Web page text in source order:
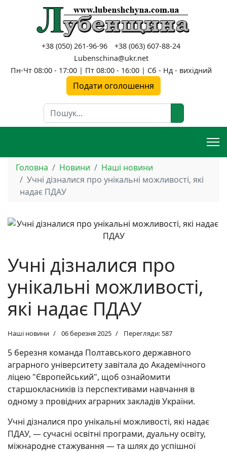
+38 (050) 261-96-96
+38 (063) 607-88-24
Lubenschina@ukr.net
Пн-Чт 08:00 - 17:00 | Пт 08:00 - 16:00 | Сб - Нд - вихідний
Подати оголошення
Пошук
Головна Новини
Наші новини
Учні дізналися про унікальні можливості, які
надає ПДАУ
Учні дізналися про
унікальні можливості,
які надає ПДАУ
Наші новини 06 березня 2025 Перегляди: 587
5 березня команда Полтавського державного
аграрного університету завітала до Академічного
ліцею "Європейський", щоб ознайомити
старшокласників із перспективами навчання в
одному з провідних аграрних закладів України.
Учні дізналися про унікальні можливості, які надає
ПДАУ, — сучасні освітні програми, дуальну освіту,
міжнародне стажування — та шлях до успішної